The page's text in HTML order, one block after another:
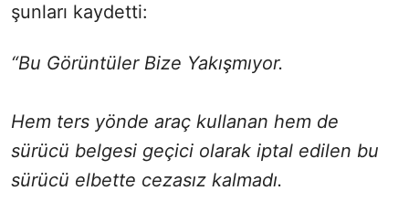
şunları kaydetti:
“Bu Görüntüler Bize Yakışmıyor.
Hem ters yönde araç kullanan hem de
sürücü belgesi geçici olarak iptal edilen bu
sürücü elbette cezasız kalmadı.